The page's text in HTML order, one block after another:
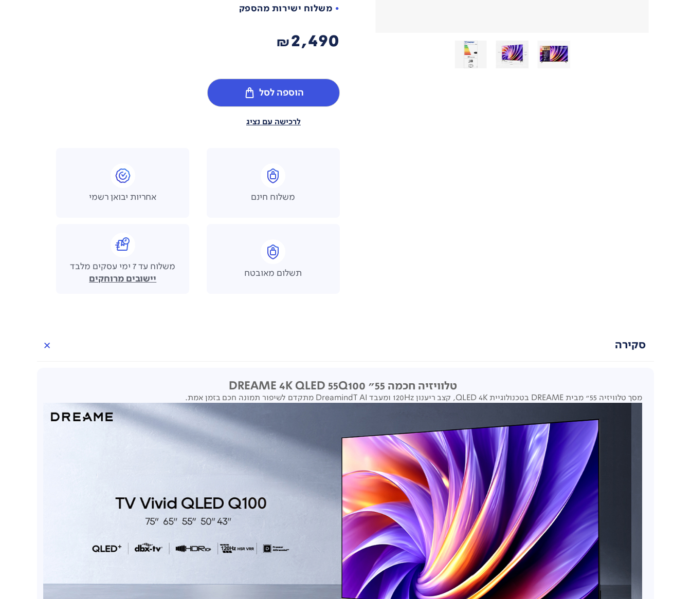
משלוח ישירות מהספק
2,490
₪
הוספה לסל
לרכישה עם נציג
משלוח חינם אחריות יבואן רשמי
תשלום מאובטח
משלוח עד 7 ימי עסקים מלבד
יישובים מרוחקים
סקירה
טלוויזיה חכמה 55" DREAME 4K QLED 55Q100
מסך טלוויזיה 55" מבית DREAME בטכנולוגיית QLED 4K, קצב ריענון 120Hz ומעבד DreamindT AI מתקדם לשיפור תמונה חכם בזמן אמת.